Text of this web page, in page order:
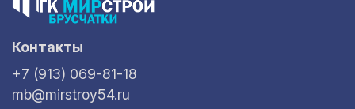
Контакты
+7 (913) 069-81-18
mb@mirstroy54.ru